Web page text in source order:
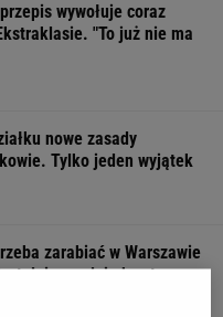
wywołuje coraz
"To już nie ma
nowe zasady
Tylko jeden wyjątek
zarabiać w Warszawie
podają kwoty